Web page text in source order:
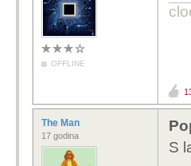
OFFLINE
The Man
17 godina
S